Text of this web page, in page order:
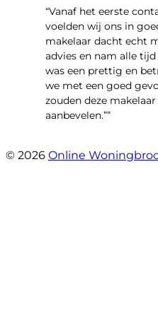
“Vanaf het eerste
voelden wij ons in
makelaar dacht echt
advies en nam alle
was een prettig en
we met een goed
zouden deze
aanbevelen.””
© 2026 Online